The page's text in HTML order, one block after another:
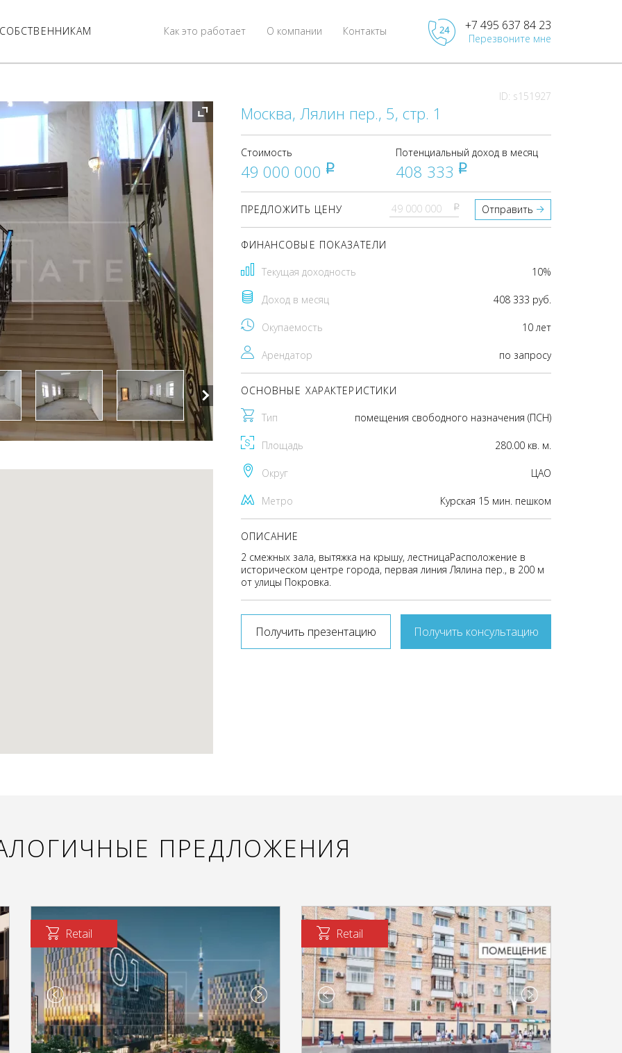
Контакты
О компании
Как это работает +7 495 637 84 23
Перезвоните мне
ID: s151927
Москва, Лялин пер., 5, стр. 1
Стоимость
49 000 000 pуб
Потенциальный доход в месяц
408 333 pуб
ПРЕДЛОЖИТЬ ЦЕНУ pуб Отправить
ФИНАНСОВЫЕ ПОКАЗАТЕЛИ
Текущая доходность 10%
Доход в месяц 408 333 руб.
Окупаемость 10 лет
Арендатор по запросу
ОСНОВНЫЕ ХАРАКТЕРИСТИКИ
Тип помещения свободного назначения (ПСН)
Площадь 280.00 кв. м.
Округ ЦАО
Метро Курская 15 мин. пешком
ОПИСАНИЕ
2 смежных зала, вытяжка на крышу, лестницаРасположение в
историческом центре города, первая линия Лялина пер., в 200 м
от улицы Покровка.
Получить презентацию Получить консультацию
ПРЕДЛОЖЕНИЯ
Retail Retail